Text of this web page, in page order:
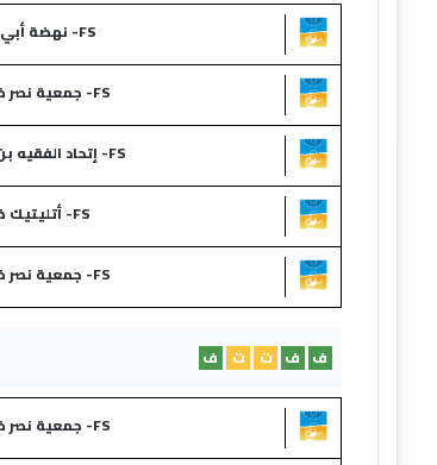
FS- نهضة أبي الجعد
FS- جمعية نصر خريبكة
FS- إتحاد الفقيه بن صالح
FS- أتليتيك خريبكة
FS- جمعية نصر خريبكة
ف ف ت ت ف
FS- جمعية نصر خريبكة